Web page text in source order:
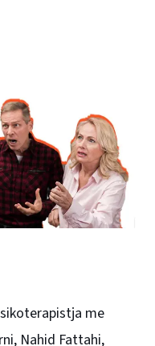
me
Nahid Fattahi,